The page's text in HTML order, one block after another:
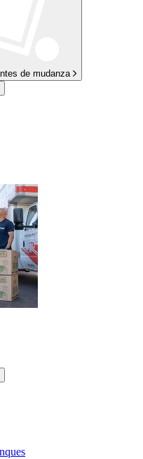
de mudanza